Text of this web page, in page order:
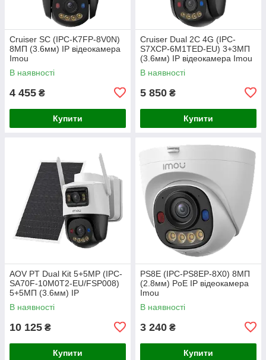
Cruiser SC (IPC-K7FP-8V0N)
8МП (3.6мм) IP відеокамера
Imou
В наявності
4 455 ₴
Купити
Cruiser Dual 2C 4G (IPC-
S7XCP-6M1TED-EU) 3+3МП
(3.6мм) IP відеокамера Imou
В наявності
5 850 ₴
Купити
AOV PT Dual Kit 5+5MP (IPC-
SA70F-10M0T2-EU/FSP008)
5+5МП (3.6мм) IP
відеокамера Imou
В наявності
10 125 ₴
Купити
PS8E (IPC-PS8EP-8X0) 8МП
(2.8мм) PoE IP відеокамера
Imou
В наявності
3 240 ₴
Купити